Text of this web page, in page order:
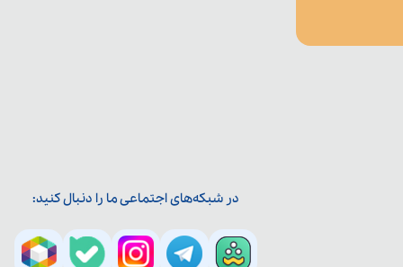
در شبکه‌های اجتماعی ما را دنبال کنید: